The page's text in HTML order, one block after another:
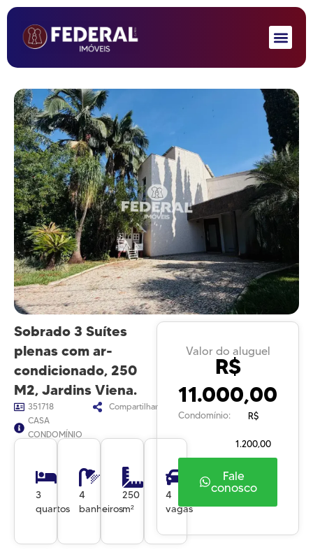
Sobrado 3 Suítes
plenas com ar-
condicionado, 250
M2, Jardins Viena.
351718
CASA
CONDOMÍNIO
Compartilhar
3
quartos
4
banheiros
250
m²
4
vagas
Valor do aluguel
R$
11.000,00
Condomínio: R$
1.200,00
Fale
conosco